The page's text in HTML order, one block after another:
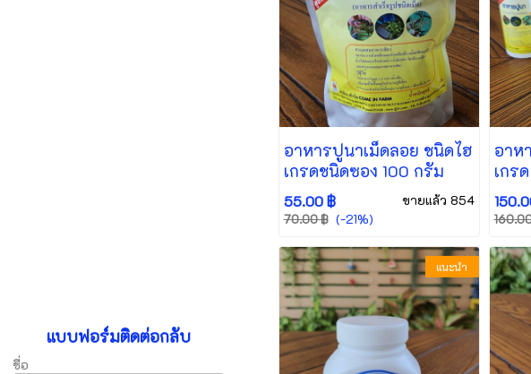
แบบฟอร์มติดต่อกลับ
ชื่อ
อาหารปูนาเม็ดลอย ชนิดไฮ
เกรดชนิดซอง 100 กรัม
55.00 ฿
70.00 ฿ (-21%)
ขายแล้ว 854
อาห
เกร
แนะนำ